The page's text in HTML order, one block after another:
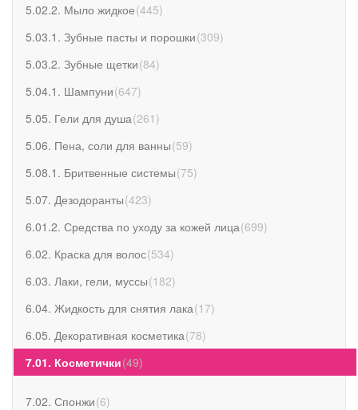
5.02.2. Мыло жидкое(445)
5.03.1. Зубные пасты и порошки(309)
5.03.2. Зубные щетки(84)
5.04.1. Шампуни(647)
5.05. Гели для душа(261 )
5.06. Пена, соли для ванны(59)
5.08.1. Бритвенные системы(75)
5.07. Дезодоранты(423)
6.01.2. Средства по уходу за кожей лица(699)
6.02. Краска для волос(534)
6.03. Лаки, гели, муссы(182)
6.04. Жидкость для снятия лака(17)
6.05. Декоративная косметика(78)
7.01. Косметички(49)
7.02. Спонжи(6)